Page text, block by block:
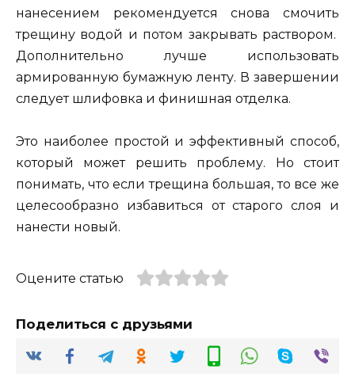
нанесением рекомендуется снова смочить
трещину водой и потом закрывать раствором.
Дополнительно лучше использовать
армированную бумажную ленту. В завершении
следует шлифовка и финишная отделка.
Это наиболее простой и эффективный способ,
который может решить проблему. Но стоит
понимать, что если трещина большая, то все же
целесообразно избавиться от старого слоя и
нанести новый.
Оцените статью
Поделиться с друзьями